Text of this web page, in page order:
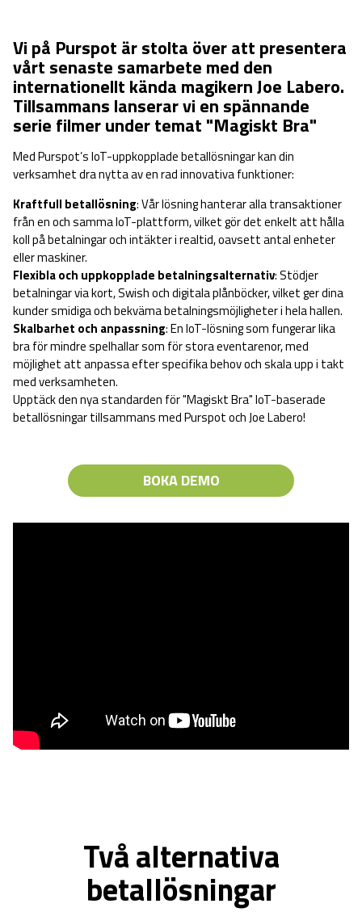
Vi på Purspot är stolta över att presentera
vårt senaste samarbete med den
internationellt kända magikern Joe Labero.
Tillsammans lanserar vi en spännande
serie filmer under temat "Magiskt Bra"
Med Purspot’s IoT-uppkopplade betallösningar kan din
verksamhet dra nytta av en rad innovativa funktioner:
Kraftfull betallösning: Vår lösning hanterar alla transaktioner
från en och samma IoT-plattform, vilket gör det enkelt att hålla
koll på betalningar och intäkter i realtid, oavsett antal enheter
eller maskiner.
Flexibla och uppkopplade betalningsalternativ: Stödjer
betalningar via kort, Swish och digitala plånböcker, vilket ger dina
kunder smidiga och bekväma betalningsmöjligheter i hela hallen.
Skalbarhet och anpassning: En IoT-lösning som fungerar lika
bra för mindre spelhallar som för stora eventarenor, med
möjlighet att anpassa efter specifika behov och skala upp i takt
med verksamheten.
Upptäck den nya standarden för "Magiskt Bra" IoT-baserade
betallösningar tillsammans med Purspot och Joe Labero!
BOKA DEMO
Två alternativa
betallösningar